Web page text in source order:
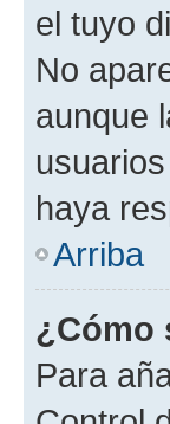
el tuyo
No
aunque
haya
Arriba
¿Cómo
Para